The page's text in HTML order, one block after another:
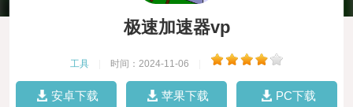
极速加速器vp
工具 时间：2024-11-06
安卓下载 苹果下载 PC下载